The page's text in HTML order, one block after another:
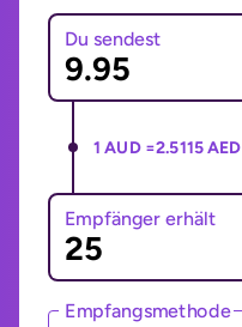
Du sendest
1 AUD =2.5115 AED
Empfänger erhält
Empfangsmethode